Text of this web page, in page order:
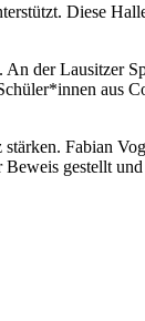
Diese
der Lausitzer
aus
Fabian
gestellt